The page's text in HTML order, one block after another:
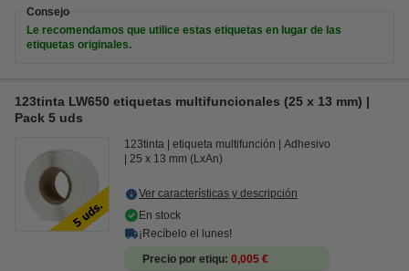
Consejo
Le recomendamos que utilice estas etiquetas en lugar de las
etiquetas originales.
123tinta LW650 etiquetas multifuncionales (25 x 13 mm) |
Pack 5 uds
123tinta etiqueta multifunción
Adhesivo
25 x 13 mm (LxAn)
Ver características y descripción
En stock
¡Recíbelo el lunes!
Precio por etiqu 0,005 €